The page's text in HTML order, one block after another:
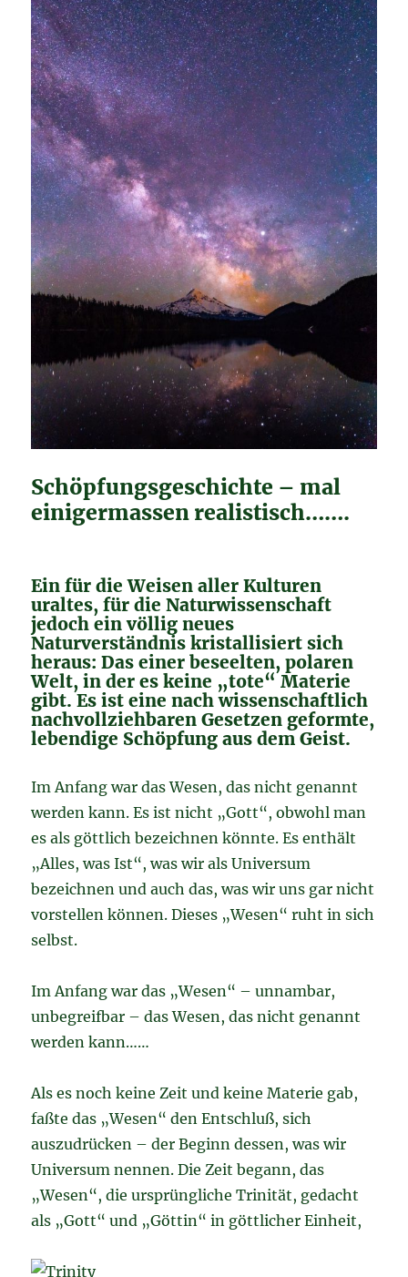
Schöpfungsgeschichte – mal
einigermassen realistisch…….
Ein für die Weisen aller Kulturen
uraltes, für die Naturwissenschaft
jedoch ein völlig neues
Naturverständnis kristallisiert sich
heraus: Das einer beseelten, polaren
Welt, in der es keine „tote“ Materie
gibt. Es ist eine nach wissenschaftlich
nachvollziehbaren Gesetzen geformte,
lebendige Schöpfung aus dem Geist.
Im Anfang war das Wesen, das nicht genannt
werden kann. Es ist nicht „Gott“, obwohl man
es als göttlich bezeichnen könnte. Es enthält
„Alles, was Ist“, was wir als Universum
bezeichnen und auch das, was wir uns gar nicht
vorstellen können. Dieses „Wesen“ ruht in sich
selbst.
Im Anfang war das „Wesen“ – unnambar,
unbegreifbar – das Wesen, das nicht genannt
werden kann……
Als es noch keine Zeit und keine Materie gab,
faßte das „Wesen“ den Entschluß, sich
auszudrücken – der Beginn dessen, was wir
Universum nennen. Die Zeit begann, das
„Wesen“, die ursprüngliche Trinität, gedacht
als „Gott“ und „Göttin“ in göttlicher Einheit,